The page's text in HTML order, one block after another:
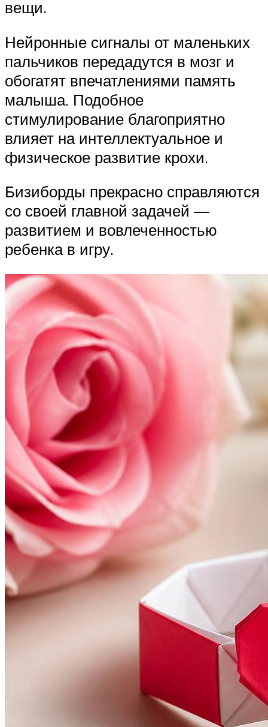
вещи.
Нейронные сигналы от маленьких
пальчиков передадутся в мозг и
обогатят впечатлениями память
малыша. Подобное
стимулирование благоприятно
влияет на интеллектуальное и
физическое развитие крохи.
Бизиборды прекрасно справляются
со своей главной задачей —
развитием и вовлеченностью
ребенка в игру.